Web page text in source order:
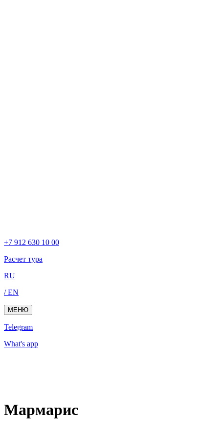
+7 912 630 10 00
Расчет тура
RU
/ EN
МЕНЮ
Telegram
What's app
Мармарис